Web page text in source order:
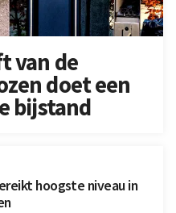
van de
doet een
bijstand
hoogste niveau in